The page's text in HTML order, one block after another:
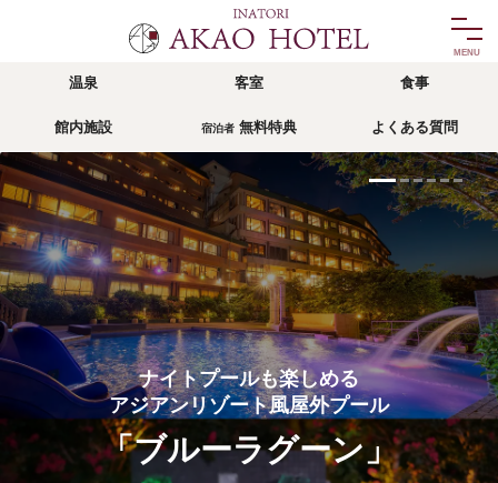
食事
food
館内施設
リゾッチャIZU
risocha izu
宿泊者 無料特典
privilege
アクセス
access
よくある質問
faq
宿泊予約
reservation
温泉 客室 食事
館内施設 宿泊者 無料特典 よくある質問
ナイトプールも楽しめる
アジアンリゾート風屋外プール
「ブルーラグーン」